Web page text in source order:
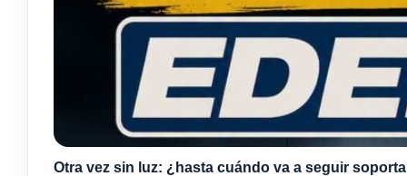
Otra vez sin luz: ¿hasta cuándo va a seguir